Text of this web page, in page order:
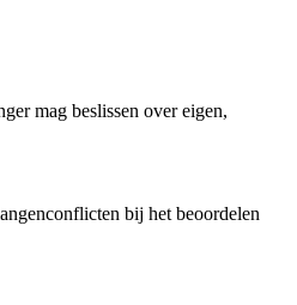
mag beslissen over eigen,
bij het beoordelen